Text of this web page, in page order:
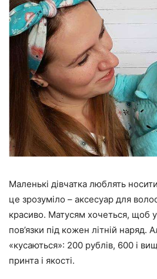
Маленькі дівчатка люблять
це зрозуміло – аксесуар для
красиво. Матусям хочеться, щоб
пов’язки під кожен літній наряд.
«кусаються»: 200 рублів, 600 і
принта і якості.